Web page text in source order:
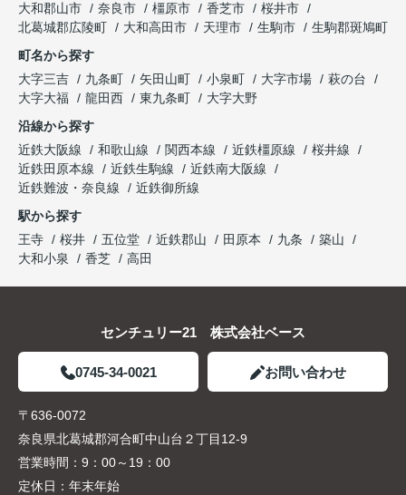
大和郡山市
奈良市 橿原市 香芝市
桜井市
北葛城郡広陵町
大和高田市 天理市 生駒市
生駒郡斑鳩町
町名から探す
大字三吉
九条町 矢田山町 小泉町 大字市場
萩の台
大字大福
龍田西 東九条町
大字大野
沿線から探す
近鉄大阪線
和歌山線 関西本線 近鉄橿原線
桜井線
近鉄田原本線
近鉄生駒線
近鉄南大阪線
近鉄難波・奈良線
近鉄御所線
駅から探す
王寺
桜井 五位堂 近鉄郡山 田原本 九条
築山
大和小泉
香芝 高田
センチュリー21 株式会社ベース
0745-34-0021 お問い合わせ
〒636-0072
奈良県北葛城郡河合町中山台２丁目12-9
営業時間： 9：00～19：00
定休日： 年末年始